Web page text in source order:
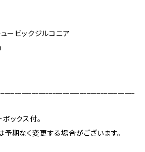
ービックジルコニア
ックス付。
期なく変更する場合がございます。